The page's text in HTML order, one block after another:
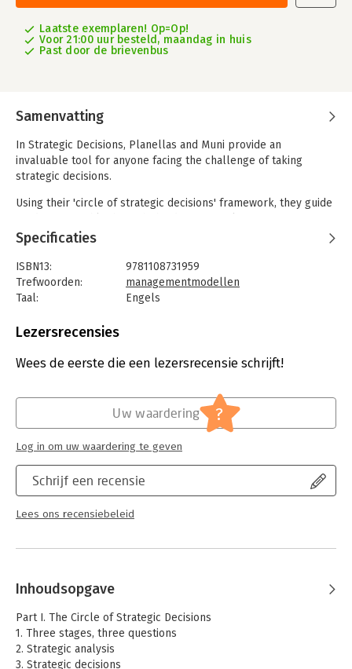
Laatste exemplaren! Op=Op!
Voor 21:00 uur besteld, maandag in huis
Past door de brievenbus
Samenvatting
In Strategic Decisions, Planellas and Muni provide an
invaluable tool for anyone facing the challenge of taking
strategic decisions.
Using their 'circle of strategic decisions' framework, they guide
Following this, they present thirty of the most widely used
strategic models, including Porter's Five Forces, Ansoff's
Matrix, Blue Ocean Strategy, Open Innovation, and the 8-Step
Change Model.
For each model, they demonstrate the content, context, and
application, using clear and eye-catching graphics. This is a
must-have book for all M.B.A. students and business managers.
Specificaties
ISBN13:
9781108731959
Trefwoorden:
managementmodellen
Taal:
Engels
Aantal pagina's:
Druk:
1
Strategisch management
Lezersrecensies
Wees de eerste die een lezersrecensie schrijft!
Schrijf een recensie
Lees ons recensiebeleid
Uw waardering ?
Log in om uw waardering te geven
Inhoudsopgave
Part I. The Circle of Strategic Decisions
1. Three stages, three questions
2. Strategic analysis
3. Strategic decisions